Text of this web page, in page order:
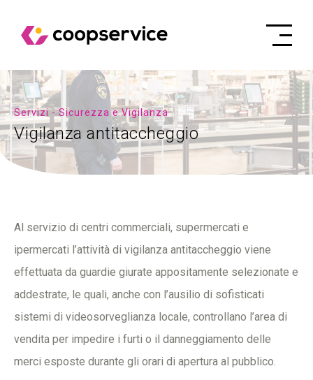
Servizi - Sicurezza e Vigilanza
Vigilanza antitaccheggio
Al servizio di centri commerciali, supermercati e
ipermercati l’attività di vigilanza antitaccheggio viene
effettuata da guardie giurate appositamente selezionate e
addestrate, le quali, anche con l’ausilio di sofisticati
sistemi di videosorveglianza locale, controllano l’area di
vendita per impedire i furti o il danneggiamento delle
merci esposte durante gli orari di apertura al pubblico.